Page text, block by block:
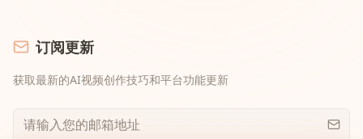
订阅更新
获取最新的AI视频创作技巧和平台功能更新